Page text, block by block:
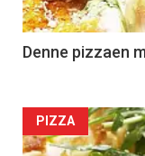
Denne pizzaen
PIZZA